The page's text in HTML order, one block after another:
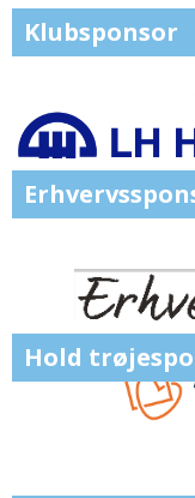
Klubsponsor
Hold